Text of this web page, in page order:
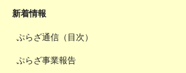
新着情報
ぷらざ通信（目次）
ぷらざ事業報告